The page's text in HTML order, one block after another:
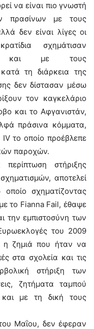
να είναι πιο γνωστή
πρασίνων με τους
δεν είναι λίγες οι
σχημάτισαν
και με τους
τη διάρκεια της
δεν δίστασαν μέσω
τον καγκελάριο
και το Αφγανιστάν,
πράσινα κόμματα,
το οποίο προέβλεπε
παροχών.
στήριξης
αποτελεί
σχηματίζοντας
το Fianna Fail, έθαψε
την εμπιστοσύνη των
του 2009
η ζημιά που ήταν να
στα σχολεία και τις
στήριξη των
ζητήματα ταμπού
και με τη δική τους
Μαΐου, δεν έφεραν